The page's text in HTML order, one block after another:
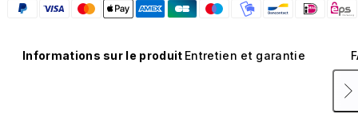
Informations sur le produit Entretien et garantie